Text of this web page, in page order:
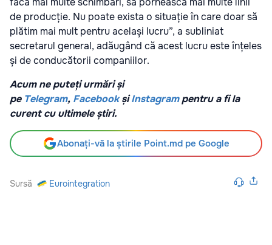
de producție. Nu poate exista o situație în care doar să
plătim mai mult pentru același lucru”, a subliniat
secretarul general, adăugând că acest lucru este înțeles
și de conducătorii companiilor.
Acum ne puteți urmări și
pe Telegram, Facebook șiInstagrampentru a fi la
curent cu ultimele știri.
Abonați-vă la știrile Point.md pe Google
Sursă Eurointegration